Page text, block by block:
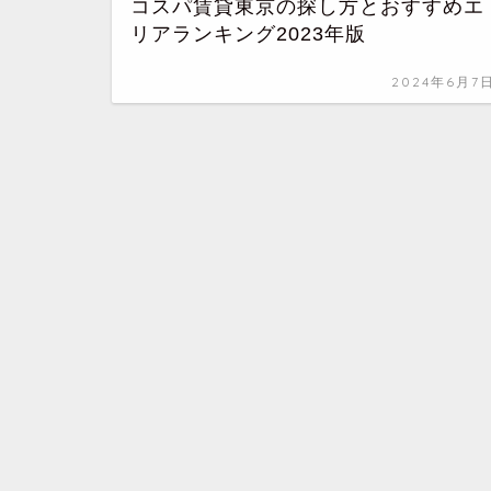
コスパ賃貸東京の探し方とおすすめエ
リアランキング2023年版
2024年6月7